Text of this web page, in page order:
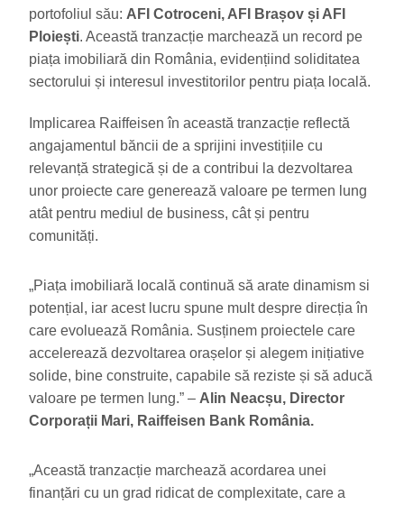
portofoliul său: AFI Cotroceni, AFI Brașov și AFI
Ploiești. Această tranzacție marchează un record pe
piața imobiliară din România, evidențiind soliditatea
sectorului și interesul investitorilor pentru piața locală.
Implicarea Raiffeisen în această tranzacție reflectă
angajamentul băncii de a sprijini investițiile cu
relevanță strategică și de a contribui la dezvoltarea
unor proiecte care generează valoare pe termen lung
atât pentru mediul de business, cât și pentru
comunități.
„Piața imobiliară locală continuă să arate dinamism si
potențial, iar acest lucru spune mult despre direcția în
care evoluează România. Susținem proiectele care
accelerează dezvoltarea orașelor și alegem inițiative
solide, bine construite, capabile să reziste și să aducă
valoare pe termen lung.” – Alin Neacșu, Director
Corporații Mari, Raiffeisen Bank România.
„Această tranzacție marchează acordarea unei
finanțări cu un grad ridicat de complexitate, care a